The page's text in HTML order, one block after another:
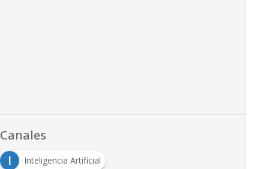
Canales
I
Inteligencia Artificial